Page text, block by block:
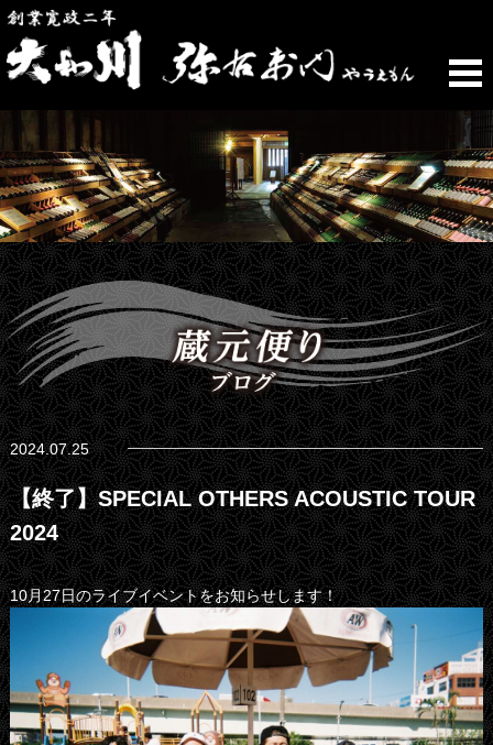
2024.07.25
【終了】SPECIAL OTHERS ACOUSTIC TOUR
2024
10月27日のライブイベントをお知らせします！